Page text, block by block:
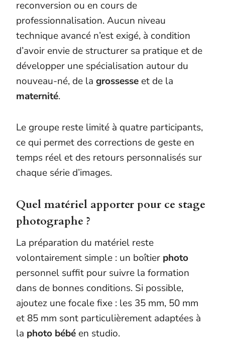
reconversion ou en cours de
professionnalisation. Aucun niveau
technique avancé n’est exigé, à condition
d’avoir envie de structurer sa pratique et de
développer une spécialisation autour du
nouveau-né, de la grossesse et de la
maternité.
Le groupe reste limité à quatre participants,
ce qui permet des corrections de geste en
temps réel et des retours personnalisés sur
chaque série d’images.
Quel matériel apporter pour ce stage
photographe ?
La préparation du matériel reste
volontairement simple : un boîtier photo
personnel suffit pour suivre la formation
dans de bonnes conditions. Si possible,
ajoutez une focale fixe : les 35 mm, 50 mm
et 85 mm sont particulièrement adaptées à
la photo bébé en studio.